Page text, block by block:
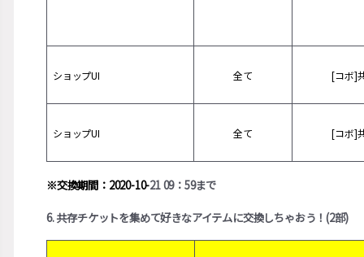
ショップUI 全て [コボ]
ショップUI 全て [コボ]
※交換期間：2020-10-21 09：59まで
6. 共存チケットを集めて好きなアイテムに交換しちゃおう！(2部)